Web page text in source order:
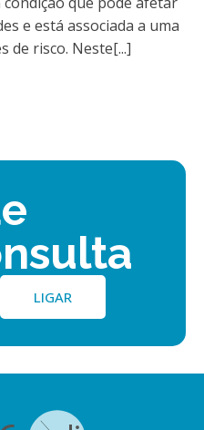
e está associada a uma
de risco. Neste[...]
LIGAR